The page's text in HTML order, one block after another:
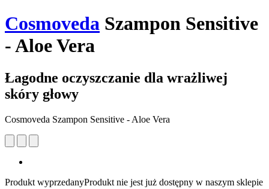
Cosmoveda Szampon Sensitive
- Aloe Vera
Łagodne oczyszczanie dla wrażliwej
skóry głowy
Cosmoveda Szampon Sensitive - Aloe Vera
Produkt wyprzedanyProdukt nie jest już dostępny w naszym sklepie